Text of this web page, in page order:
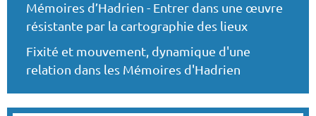
Mémoires d’Hadrien - Entrer dans une œuvre
résistante par la cartographie des lieux
Fixité et mouvement, dynamique d'une
relation dans les Mémoires d'Hadrien